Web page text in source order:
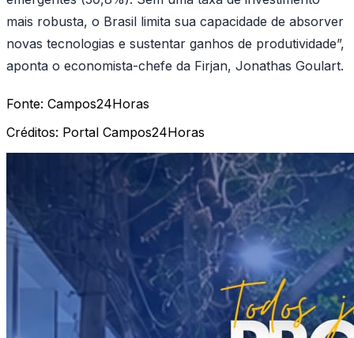
mais robusta, o Brasil limita sua capacidade de absorver
novas tecnologias e sustentar ganhos de produtividade”,
aponta o economista-chefe da Firjan, Jonathas Goulart.
Fonte: Campos24Horas
Créditos: Portal Campos24Horas